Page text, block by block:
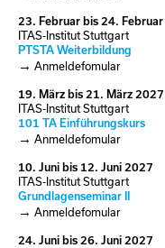
23. Februar bis 24. Februar
ITAS-Institut Stuttgart
PTSTA Weiterbildung
Anmeldefomular
19. März bis 21. März 2027
ITAS-Institut Stuttgart
101 TA Einführungskurs
Anmeldefomular
10. Juni bis 12. Juni 2027
ITAS-Institut Stuttgart
Grundlagenseminar II
Anmeldefomular
24. Juni bis 26. Juni 2027